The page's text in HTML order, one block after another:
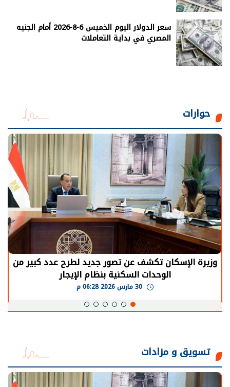
سعر الدولار اليوم الخميس 6-8-2026 أمام الجنيه
المصري في بداية التعاملات
حوارات
وزيرة الإسكان تكشف عن تصور جديد لطرح عدد كبير من
الوحدات السكنية بنظام الإيجار
تسويق و مزادات